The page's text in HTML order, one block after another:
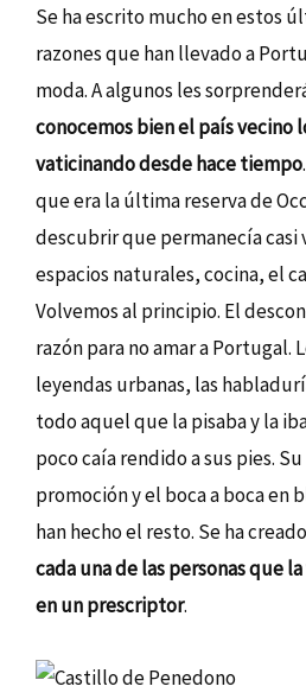
Se ha escrito mucho en estos
razones que han llevado a
moda. A algunos les
conocemos bien el país vecino
vaticinando desde hace tiempo
que era la última reserva de
descubrir que permanecía casi
espacios naturales, cocina, el
Volvemos al principio. El
razón para no amar a Portugal.
leyendas urbanas, las
todo aquel que la pisaba y la
poco caía rendido a sus pies.
promoción y el boca a boca en
han hecho el resto. Se ha
cada una de las personas que
en un prescriptor.